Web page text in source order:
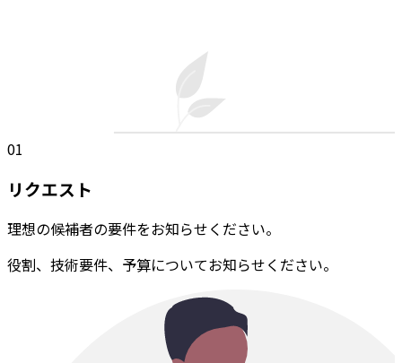
01
リクエスト
理想の候補者の要件をお知らせください。
役割、技術要件、予算についてお知らせください。